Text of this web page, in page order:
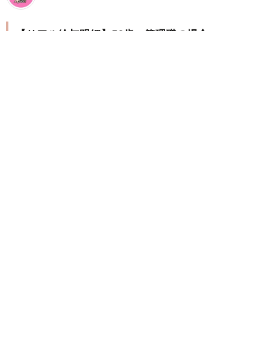
【リアル給与明細】56歳、管理職の場合